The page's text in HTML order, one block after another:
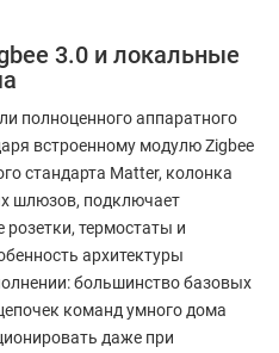
3.0 и локальные
полноценного аппаратного
встроенному модулю Zigbee
стандарта Matter, колонка
шлюзов, подключает
термостаты и
архитектуры
большинство базовых
команд умного дома
даже при